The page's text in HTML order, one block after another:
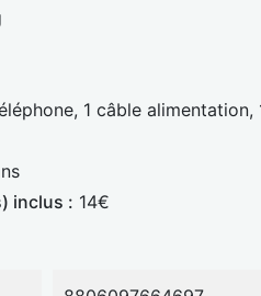
1 câble alimentation,
inclus : 14€